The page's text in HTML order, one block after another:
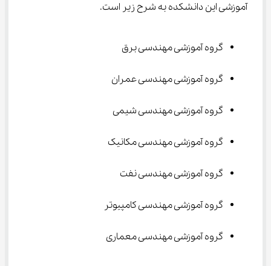
آموزشی این دانشکده به شرح زیر است.
گروه آموزشی مهندسی برق
گروه آموزشی مهندسی عمران
گروه آموزشی مهندسی شیمی
گروه آموزشی مهندسی مکانیک
گروه آموزشی مهندسی نفت
گروه آموزشی مهندسی کامپیوتر
گروه آموزشی مهندسی معماری